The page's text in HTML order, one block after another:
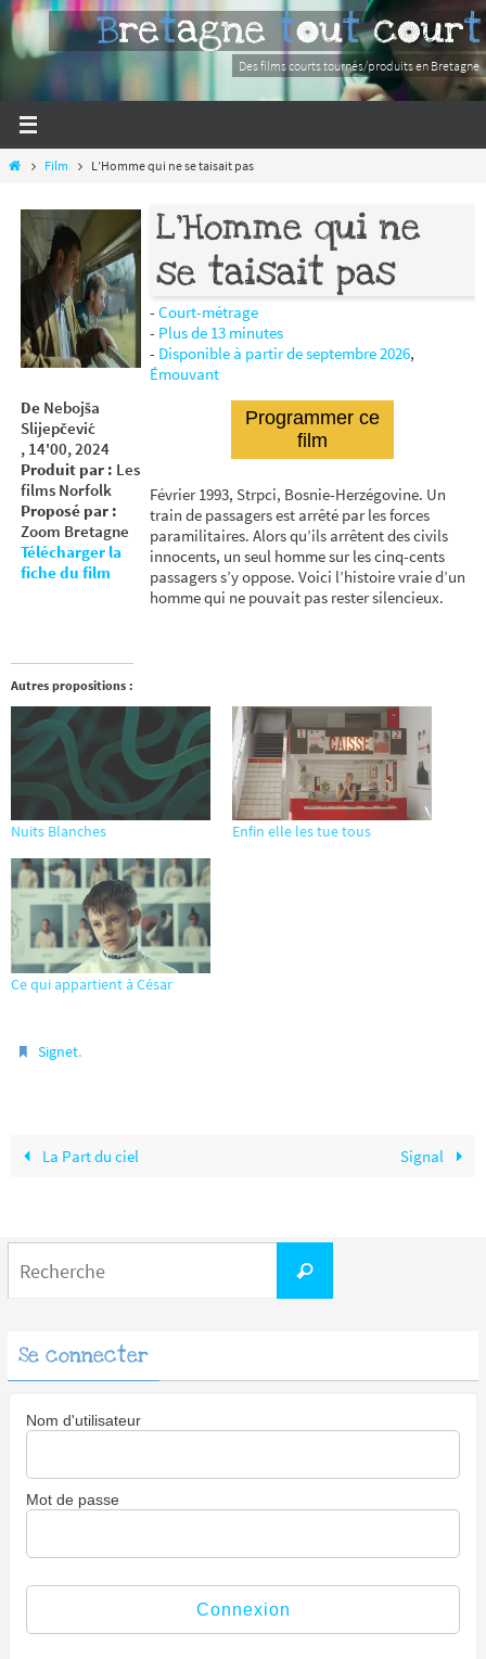
Passer
vers
Bretagne tout court
Des films courts tournés/produits en Bretagne
HomeFilm L’Homme qui ne se taisait pas
De Nebojša
Slijepčević
, 14'00, 2024
Produit par : Les
films Norfolk
Proposé par :
Zoom Bretagne
Télécharger la
fiche du film
L’Homme qui ne
se taisait pas
-Court-métrage
- Plus de 13 minutes
- Disponible à partir de septembre 2026,
Émouvant
Programmer ce
film
Février 1993, Strpci, Bosnie-Herzégovine. Un
train de passagers est arrêté par les forces
paramilitaires. Alors qu’ils arrêtent des civils
innocents, un seul homme sur les cinq-cents
passagers s’y oppose. Voici l’histoire vraie d’un
homme qui ne pouvait pas rester silencieux.
Autres propositions :
Nuits Blanches Enfin elle les tue tous
Ce qui appartient à César
Signet.
La Part du ciel Signal
Recherche
Se connecter
Nom d'utilisateur
Mot de passe